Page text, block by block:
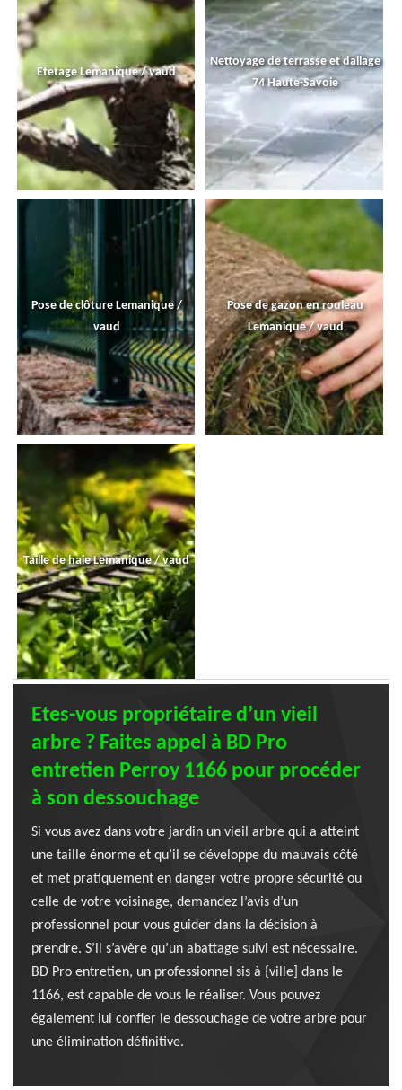
Etetage Lemanique / vaud
Nettoyage de terrasse et dallage
74 Haute-Savoie
Pose de clôture Lemanique /
vaud
Pose de gazon en rouleau
Lemanique / vaud
Taille de haie Lemanique / vaud
Etes-vous propriétaire d’un vieil
arbre ? Faites appel à BD Pro
entretien Perroy 1166 pour procéder
à son dessouchage
Si vous avez dans votre jardin un vieil arbre qui a atteint
une taille énorme et qu’il se développe du mauvais côté
et met pratiquement en danger votre propre sécurité ou
celle de votre voisinage, demandez l’avis d’un
professionnel pour vous guider dans la décision à
prendre. S’il s’avère qu’un abattage suivi est nécessaire.
BD Pro entretien, un professionnel sis à {ville] dans le
1166, est capable de vous le réaliser. Vous pouvez
également lui confier le dessouchage de votre arbre pour
une élimination définitive.